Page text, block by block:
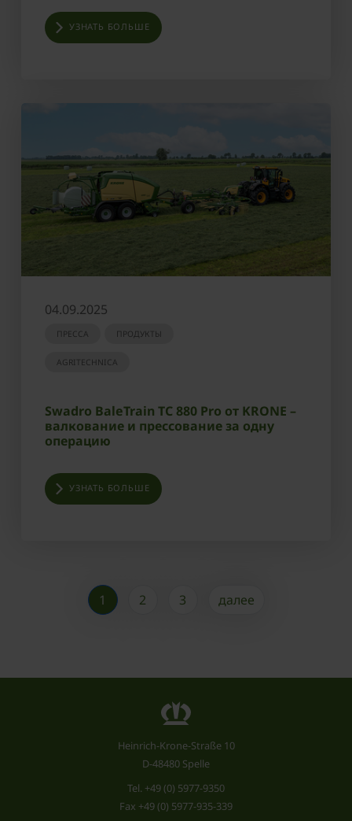
УЗНАТЬ БОЛЬШЕ
04.09.2025
ПРЕССА ПРОДУКТЫ
AGRITECHNICA
Swadro BaleTrain TC 880 Pro от KRONE –
валкование и прессование за одну
операцию
УЗНАТЬ БОЛЬШЕ
1 2 3 далее
Heinrich-Krone-Straße 10
D-48480 Spelle
Tel. +49 (0) 5977-9350
Fax +49 (0) 5977-935-339